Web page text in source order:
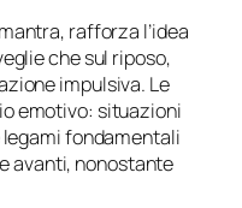
rafforza l’idea
che sul riposo,
impulsiva. Le
emotivo: situazioni
fondamentali
avanti, nonostante